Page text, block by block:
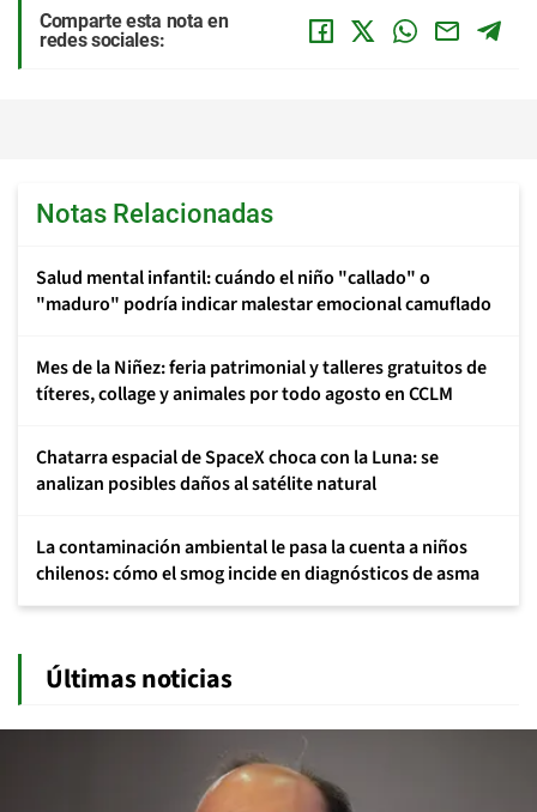
Comparte esta nota en
redes sociales:
Notas Relacionadas
Salud mental infantil: cuándo el niño "callado" o
"maduro" podría indicar malestar emocional camuflado
Mes de la Niñez: feria patrimonial y talleres gratuitos de
títeres, collage y animales por todo agosto en CCLM
Chatarra espacial de SpaceX choca con la Luna: se
analizan posibles daños al satélite natural
La contaminación ambiental le pasa la cuenta a niños
chilenos: cómo el smog incide en diagnósticos de asma
Últimas noticias